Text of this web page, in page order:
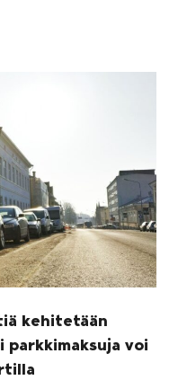
kehitetään
parkkimaksuja voi